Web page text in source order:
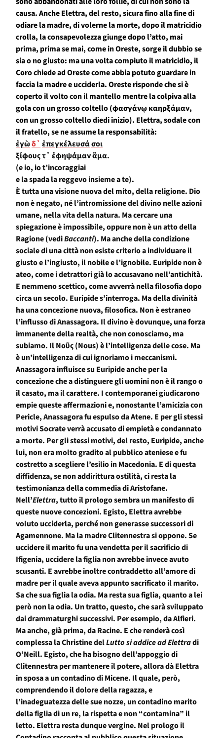
causa.Anche Elettra,del resto,sicura fino alla fine di
odiare la madre, di volerne la morte, dopo il matricidio
crolla, la consapevolezza giunge dopo l’atto, mai
prima, prima se mai, come in Oreste, sorge il dubbio se
sia o no giusto: ma una volta compiuto il matricidio, il
Coro chiede ad Oreste come abbia potuto guardare in
faccia la madre e ucciderla. Oreste risponde che si è
coperto il volto con il mantellomentre la colpiva alla
gola con ungrossocoltello(φασγάνῳκαηρξάμαν,
con ungrossocoltellodiedi inizio). Elettra, sodale con
il fratello,se ne assume la responsabilità:
ἐγὼδ᾽ἐπεγκέλευσάσοι
ξίφουςτ᾽ἐφηψάμανἅμα.
(e io, io t’incoraggiai
e la spada la reggevo insieme a te).
È tutta una visione nuova del mito, della religione. Dio
non è negato, né l’intromissione del divino nelle azioni
umane, nella vita della natura. Ma cercare una
spiegazione è impossibile, oppure non è un atto della
Ragione (vediBaccanti). Ma anche della condizione
sociale di una città non esiste criterio a individuare il
giusto e l’ingiusto, il nobile e l’ignobile. Euripide non è
ateo, come i detrattori già lo accusavano nell’antichità.
E nemmeno scettico, come avverrà nella filosofia dopo
circa un secolo. Euripide s’interroga. Ma della divinità
ha una concezione nuova, filosofica. Non è estraneo
l’influsso di Anassagora. Il divino è dovunque, una forza
immanente della realtà, che non conosciamo, ma
subiamo. IlΝοῦς(Nous) è l’intelligenza delle cose. Ma
è un’intelligenza di cui ignoriamo i meccanismi.
Anassagora influisce su Euripide anche per la
concezione che a distinguere gli uomini non è il rango o
il casato, ma il carattere. I contemporanei giudicarono
empie queste affermazioni e, nonostante l’amicizia con
Pericle, Anassagora fu espulso da Atene. E per gli stessi
motivi Socrate verrà accusato di empietà e condannato
a morte. Per gli stessi motivi, del resto, Euripide, anche
lui, non era molto gradito al pubblico ateniese e fu
costretto a scegliere l’esilio in Macedonia. E di questa
diffidenza, se non addirittura ostilità, ci resta la
testimonianza della commedia di Aristofane.
Nell’Elettra, tutto il prologo sembra un manifesto di
queste nuove concezioni. Egisto, Elettra avrebbe
voluto ucciderla, perché non generasse successori di
Agamennone. Ma la madre Clitennestra si oppone. Se
uccidere il marito fu una vendetta per il sacrificio di
Ifigenia, uccidere la figlia non avrebbe invece avuto
scusanti. E avrebbe inoltre contraddetto all’amore di
madre per il quale aveva appunto sacrificato il marito.
Sa che sua figlia la odia. Ma resta sua figlia, quanto a lei
però non la odia. Un tratto, questo, che sarà sviluppato
dai drammaturghi successivi. Per esempio, da Alfieri.
Ma anche, già prima, da Racine. E che renderà così
complessa la Christine delLutto si addice ad Elettradi
O’Neill. Egisto, che ha bisogno dell’appoggio di
Clitennestra per mantenere il potere, allora dà Elettra
in sposa a un contadino di Micene. Il quale, però,
comprendendo il dolore della ragazza, e
l’inadeguatezza delle sue nozze, un contadino marito
della figlia di un re, la rispetta e non “contamina” il
letto. Elettra resta dunque vergine. Nel prologo il